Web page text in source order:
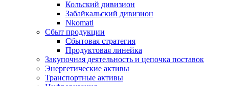
Кольский дивизион
Забайкальский дивизион
Nkomati
Сбыт продукции
Сбытовая стратегия
Продуктовая линейка
Закупочная деятельность и цепочка поставок
Энергетические активы
Транспортные активы